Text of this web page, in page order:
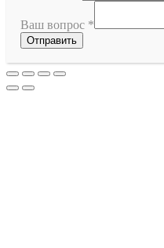
Ваш вопрос *
Отправить